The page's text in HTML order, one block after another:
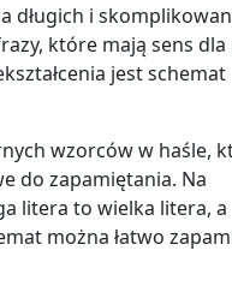
długich i
które mają sens dla
jest schemat
wzorców w haśle,
do zapamiętania. Na
litera to wielka litera, a
można łatwo